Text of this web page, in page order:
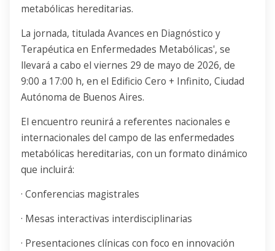
metabólicas hereditarias.
La jornada, titulada Avances en Diagnóstico y
Terapéutica en Enfermedades Metabólicas', se
llevará a cabo el viernes 29 de mayo de 2026, de
9:00 a 17:00 h, en el Edificio Cero + Infinito, Ciudad
Autónoma de Buenos Aires.
El encuentro reunirá a referentes nacionales e
internacionales del campo de las enfermedades
metabólicas hereditarias, con un formato dinámico
que incluirá:
· Conferencias magistrales
· Mesas interactivas interdisciplinarias
· Presentaciones clínicas con foco en innovación